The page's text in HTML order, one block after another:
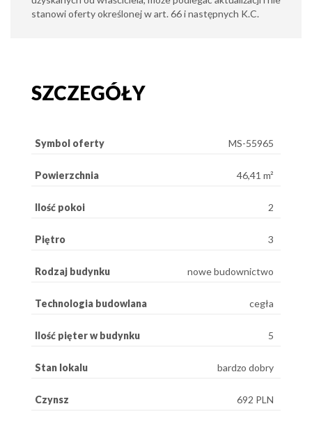
stanowi oferty określonej w art. 66 i następnych K.C.
SZCZEGÓŁY
Symbol oferty MS-55965
Powierzchnia 46,41 m²
Ilość pokoi 2
Piętro 3
Rodzaj budynku nowe budownictwo
Technologia budowlana cegła
Ilość pięter w budynku 5
Stan lokalu bardzo dobry
Czynsz 692 PLN